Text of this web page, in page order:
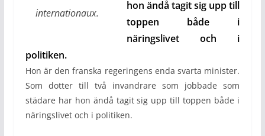
internationaux.
hon ändå tagit sig upp till
toppen både i
näringslivet och i
politiken.
Hon är den franska regeringens enda svarta minister.
Som dotter till två invandrare som jobbade som
städare har hon ändå tagit sig upp till toppen både i
näringslivet och i politiken.